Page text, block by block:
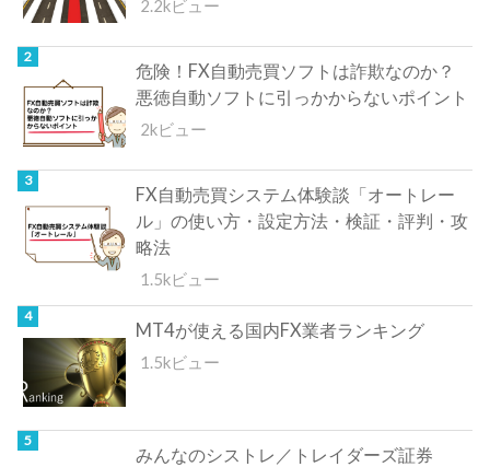
2.2kビュー
危険！FX自動売買ソフトは詐欺なのか？
悪徳自動ソフトに引っかからないポイント
2kビュー
FX自動売買システム体験談「オートレー
ル」の使い方・設定方法・検証・評判・攻
略法
1.5kビュー
MT4が使える国内FX業者ランキング
1.5kビュー
みんなのシストレ／トレイダーズ証券